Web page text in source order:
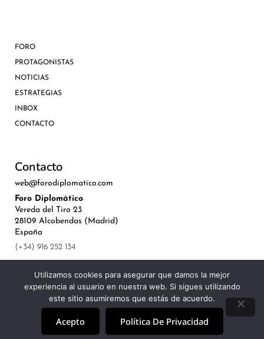
FORO
PROTAGONISTAS
NOTICIAS
ESTRATEGIAS
INBOX
CONTACTO
Contacto
web@forodiplomatico.com
Foro Diplomático
Vereda del Tiro 23
28109 Alcobendas (Madrid)
España
(+34) 916 252 134
Utilizamos cookies para asegurar que damos la mejor
experiencia al usuario en nuestra web. Si sigues utilizando
este sitio asumiremos que estás de acuerdo.
Acepto Política De Privacidad